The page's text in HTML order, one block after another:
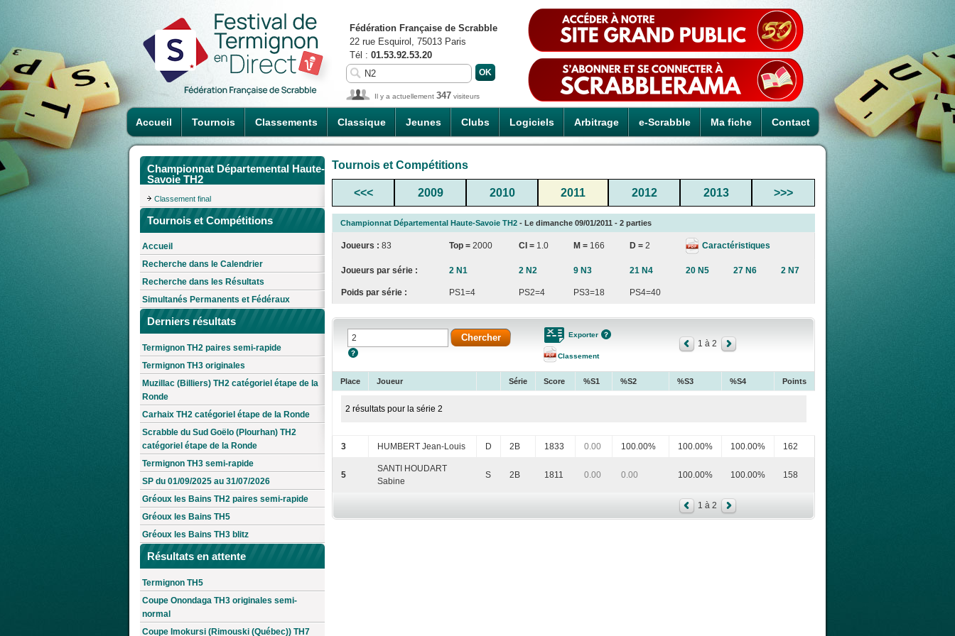
Accueil Tournois Classements Classique Jeunes Clubs Logiciels Arbitrage e-Scrabble Ma fiche Contact
Fédération Française de Scrabble
22 rue Esquirol, 75013 Paris
Tél : 01.53.92.53.20
Il y a actuellement 347 visiteurs
Championnat Départemental Haute-
Savoie TH2
Classement final
Tournois et Compétitions
Accueil
Recherche dans le Calendrier
Recherche dans les Résultats
Simultanés Permanents et Fédéraux
Derniers résultats
Termignon TH2 paires semi-rapide
Termignon TH3 originales
Muzillac (Billiers) TH2 catégoriel étape de la
Ronde
Carhaix TH2 catégoriel étape de la Ronde
Scrabble du Sud Goëlo (Plourhan) TH2
catégoriel étape de la Ronde
Termignon TH3 semi-rapide
SP du 01/09/2025 au 31/07/2026
Gréoux les Bains TH2 paires semi-rapide
Gréoux les Bains TH5
Gréoux les Bains TH3 blitz
Résultats en attente
Termignon TH5
Coupe Onondaga TH3 originales semi-
normal
Coupe Imokursi (Rimouski (Québec)) TH7
Tournois et Compétitions
<<< 2009 2010 2011 2012 2013 >>>
Championnat Départemental Haute-Savoie TH2 - Le dimanche 09/01/2011 - 2 parties
Joueurs : 83 Top = 2000 CI = 1.0 M = 166 D = 2 Caractéristiques
Joueurs par série : 2 N1 2 N2 9 N3 21 N4 20 N5 27 N6 2 N7
Poids par série : PS1=4 PS2=4 PS3=18 PS4=40
Exporter
Classement
1 à 2
Place Joueur Série Score %S1 %S2 %S3 %S4 Points
2 résultats pour la série 2
3 HUMBERT Jean-Louis D 2B 1833 0.00 100.00% 100.00% 100.00% 162
5
SANTI HOUDART
Sabine
S 2B 1811 0.00 0.00 100.00% 100.00% 158
1 à 2